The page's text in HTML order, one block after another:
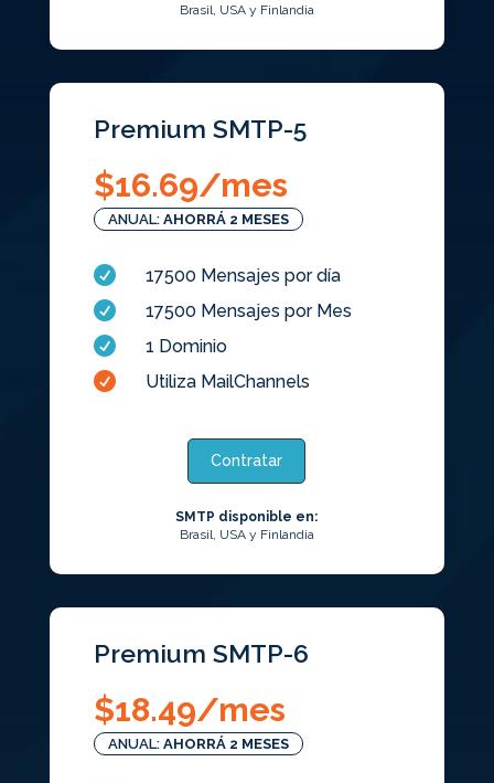
Brasil, USA y Finlandia
Premium SMTP-5
$16.69/mes
ANUAL: AHORRÁ 2 MESES
 17500 Mensajes por día
 17500 Mensajes por Mes
 1 Dominio
 Utiliza MailChannels
Contratar
SMTP disponible en:
Brasil, USA y Finlandia
Premium SMTP-6
$18.49/mes
ANUAL: AHORRÁ 2 MESES